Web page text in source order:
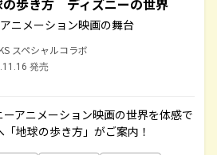
の歩き方 ディズニーの世界
ニメーション映画の舞台
スペシャルコラボ
発売
ーアニメーション映画の世界を体感で
地球の歩き方」がご案内！